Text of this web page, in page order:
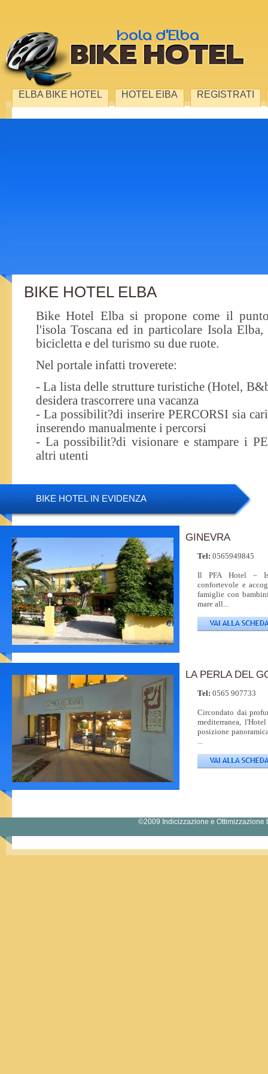
ELBA BIKE HOTEL HOTEL ElBA REGISTRATI
BIKE HOTEL ELBA
Bike Hotel Elba si propone come il
l'isola Toscana ed in particolare Isola
bicicletta e del turismo su due ruote.
Nel portale infatti troverete:
- La lista delle strutture turistiche (Hotel,
desidera trascorrere una vacanza
- La possibilit?di inserire PERCORSI sia
inserendo manualmente i percorsi
- La possibilit?di visionare e stampare i
altri utenti
BIKE HOTEL IN EVIDENZA
GINEVRA
Tel: 0565949845
Il PFA Hotel –
confortevole e
famiglie con
mare all...
LA PERLA DEL
Tel: 0565 907733
Circondato dai
mediterranea,
posizione
...
©2009 Indicizzazione e Ottimizzazione